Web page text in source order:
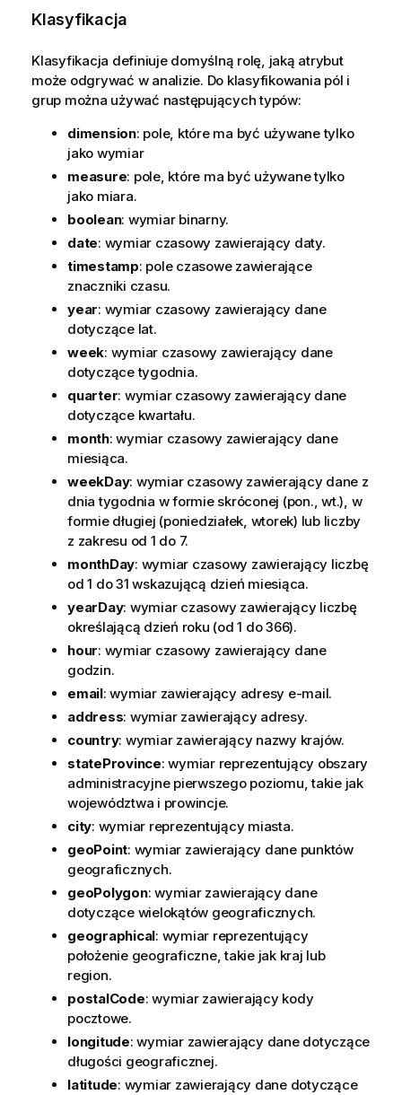
Klasyfikacja
Klasyfikacja definiuje domyślną rolę, jaką atrybut
może odgrywać w analizie. Do klasyfikowania pól i
grup można używać następujących typów:
dimension: pole, które ma być używane tylko
jako wymiar
measure: pole, które ma być używane tylko
jako miara.
boolean: wymiar binarny.
date: wymiar czasowy zawierający daty.
timestamp: pole czasowe zawierające
znaczniki czasu.
year: wymiar czasowy zawierający dane
dotyczące lat.
week: wymiar czasowy zawierający dane
dotyczące tygodnia.
quarter: wymiar czasowy zawierający dane
dotyczące kwartału.
month: wymiar czasowy zawierający dane
miesiąca.
weekDay: wymiar czasowy zawierający dane z
dnia tygodnia w formie skróconej (pon., wt.), w
formie długiej (poniedziałek, wtorek) lub liczby
z zakresu od 1 do 7.
monthDay: wymiar czasowy zawierający liczbę
od 1 do 31 wskazującą dzień miesiąca.
yearDay: wymiar czasowy zawierający liczbę
określającą dzień roku (od 1 do 366).
hour: wymiar czasowy zawierający dane
godzin.
email: wymiar zawierający adresy e-mail.
address: wymiar zawierający adresy.
country: wymiar zawierający nazwy krajów.
stateProvince: wymiar reprezentujący obszary
administracyjne pierwszego poziomu, takie jak
województwa i prowincje.
city: wymiar reprezentujący miasta.
geoPoint: wymiar zawierający dane punktów
geograficznych.
geoPolygon: wymiar zawierający dane
dotyczące wielokątów geograficznych.
geographical: wymiar reprezentujący
położenie geograficzne, takie jak kraj lub
region.
postalCode: wymiar zawierający kody
pocztowe.
longitude: wymiar zawierający dane dotyczące
długości geograficznej.
latitude: wymiar zawierający dane dotyczące